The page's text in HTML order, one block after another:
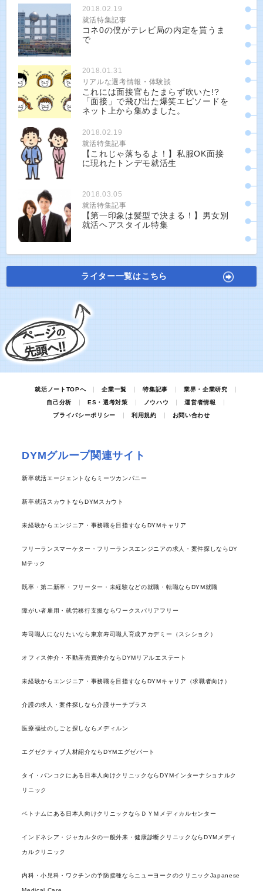
2018.02.19
就活特集記事
コネ0の僕がテレビ局の内定を貰うま
で
2018.01.31
リアルな選考情報・体験談
これには面接官もたまらず吹いた!?
「面接」で飛び出た爆笑エピソードを
ネット上から集めました。
2018.02.19
就活特集記事
【これじゃ落ちるよ！】私服OK面接
に現れたトンデモ就活生
2018.03.05
就活特集記事
【第一印象は髪型で決まる！】男女別
就活ヘアスタイル特集
ライター一覧はこちら
就活ノートTOPへ 企業一覧 特集記事
業界・企業研究
自己分析
ES・選考対策 ノウハウ
運営者情報
プライバシーポリシー
利用規約 お問い合わせ
DYMグループ関連サイト
新卒就活エージェントならミーツカンパニー
新卒就活スカウトならDYMスカウト
未経験からエンジニア・事務職を目指すならDYMキャリア
フリーランスマーケター・フリーランスエンジニアの求人・案件探しならDY
Mテック
既卒・第二新卒・フリーター・未経験などの就職・転職ならDYM就職
障がい者雇用・就労移行支援ならワークスバリアフリー
寿司職人になりたいなら東京寿司職人育成アカデミー（スシショク）
オフィス仲介・不動産売買仲介ならDYMリアルエステート
未経験からエンジニア・事務職を目指すならDYMキャリア（求職者向け）
介護の求人・案件探しなら介護サーチプラス
医療福祉のしごと探しならメディルン
エグゼクティブ人材紹介ならDYMエグゼパート
タイ・バンコクにある日本人向けクリニックならDYMインターナショナルク
リニック
ベトナムにある日本人向けクリニックならＤＹＭメディカルセンター
インドネシア・ジャカルタの一般外来・健康診断クリニックならDYMメディ
カルクリニック
内科・小児科・ワクチンの予防接種ならニューヨークのクリニックJapanese